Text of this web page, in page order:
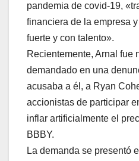
pandemia de covid-19,
financiera de la empresa
fuerte y con talento».
Recientemente, Arnal fue
demandado en una
acusaba a él, a Ryan
accionistas de participar
inflar artificialmente el
BBBY.
La demanda se presentó